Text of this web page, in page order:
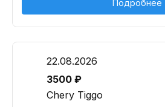
Подробнее
22.08.2026
3500 ₽
Chery Tiggo